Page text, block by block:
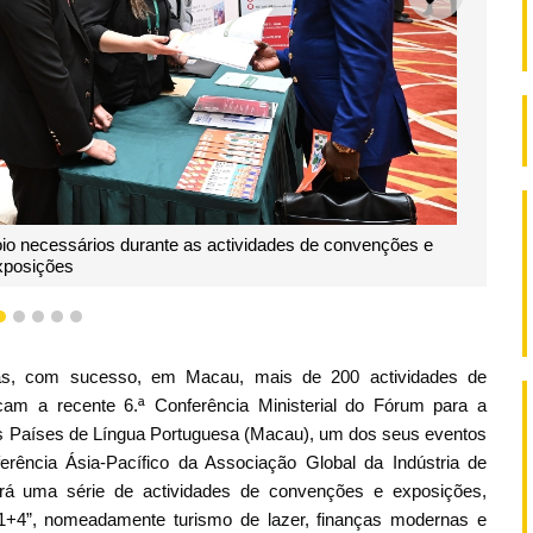
necessários durante as actividades de convenções e
2 3 4 5 6
com sucesso, em Macau, mais de 200 actividades de
a recente 6.ª Conferência Ministerial do Fórum para a
de Língua Portuguesa (Macau), um dos seus eventos
Ásia-Pacífico da Associação Global da Indústria de
uma série de actividades de convenções e exposições,
nomeadamente turismo de lazer, finanças modernas e